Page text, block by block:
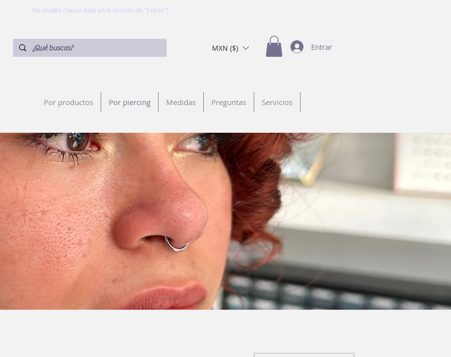
No olvides checar todo en la sección de "Extras"!
MXN ($) Entrar
Por productos Por piercing Medidas Preguntas Servicios